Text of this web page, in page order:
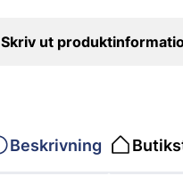
Skriv ut
Beskrivning